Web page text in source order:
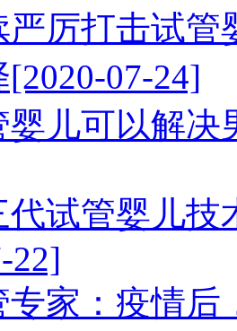
严厉打击试管
07-24]
婴儿可以解决
代试管婴儿
22]
专家：疫情